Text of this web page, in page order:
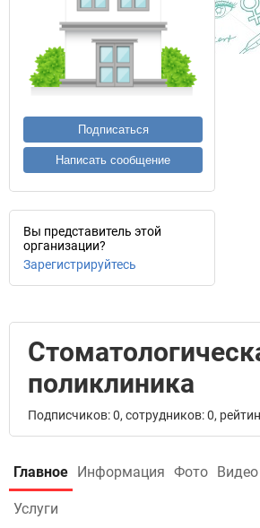
Подписаться
Написать сообщение
Вы представитель этой
организации?
Зарегистрируйтесь
поликлиника
Подписчиков: 0, сотрудников: 0,
Главное Информация Фото Видео
Услуги